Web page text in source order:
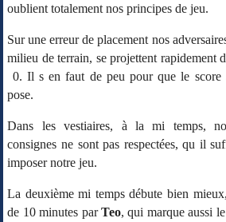
oublient totalement nos principes de jeu.
Sur une erreur de placement nos
milieu de terrain, se projettent rapidement
0. Il s en faut de peu pour que le score
pose.
Dans les vestiaires, à la mi temps,
consignes ne sont pas respectées, qu il
imposer notre jeu.
La deuxième mi temps débute bien
de 10 minutes parTeo, qui marque aussi